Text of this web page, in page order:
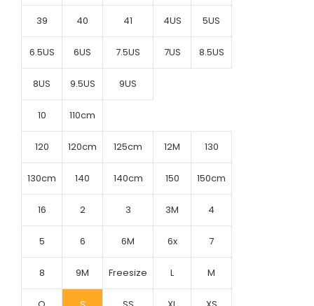
39 40 41 4US 5US
6.5US 6US 7.5US 7US 8.5US
8US 9.5US 9US
10 110cm
120 120cm 125cm 12M 130
130cm 140 140cm 150 150cm
16 2 3 3M 4
5 6 6M 6x 7
8 9M Freesize L M